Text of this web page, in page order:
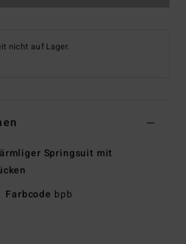
nicht auf Lager.
Springsuit mit
Farbcode bpb